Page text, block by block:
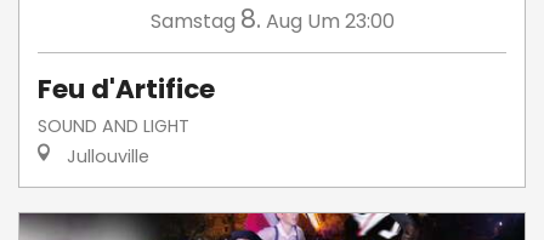
Samstag 8. Aug Um 23:00
Feu d'Artifice
SOUND AND LIGHT
Jullouville